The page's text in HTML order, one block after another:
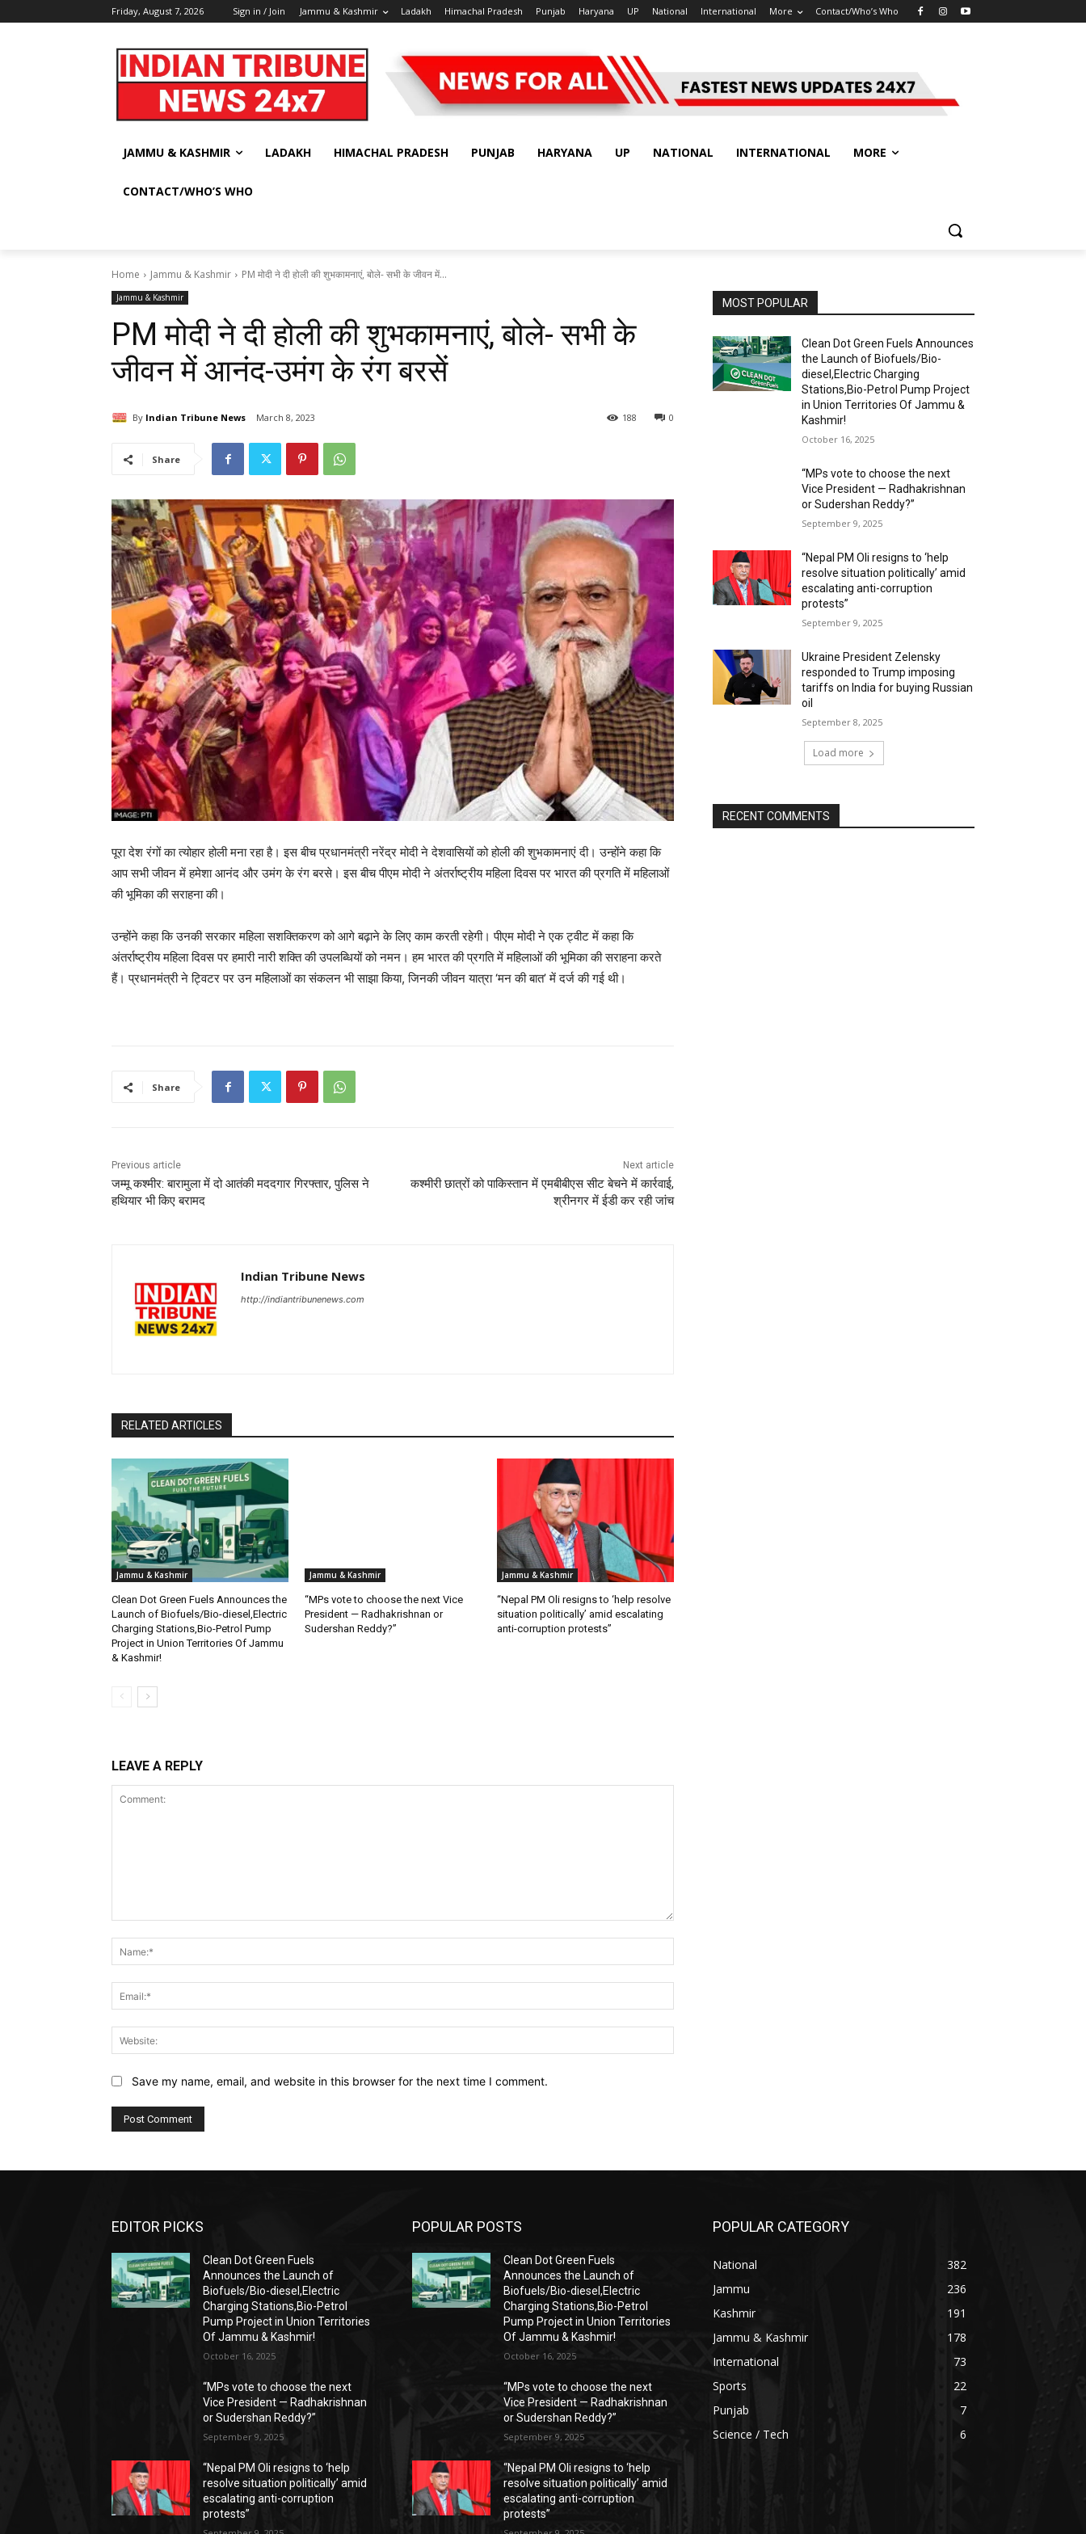
Friday, August 7, 2026 Sign in / Join Jammu & Kashmir Ladakh Himachal Pradesh Punjab Haryana UP National International More Contact/Who’s Who
JAMMU & KASHMIR LADAKH HIMACHAL PRADESH PUNJAB HARYANA UP NATIONAL INTERNATIONAL MORE
CONTACT/WHO’S WHO
Home Jammu & Kashmir PM मोदी ने दी होली की शुभकामनाएं, बोले- सभी के जीवन में...
Jammu & Kashmir
PM मोदी ने दी होली की शुभकामनाएं, बोले- सभी के
जीवन में आनंद-उमंग के रंग बरसें
By Indian Tribune News March 8, 2023 0
188
Share
पूरा देश रंगों का त्योहार होली मना रहा है। इस बीच प्रधानमंत्री नरेंद्र मोदी ने देशवासियों को होली की शुभकामनाएं दी। उन्होंने कहा कि
आप सभी जीवन में हमेशा आनंद और उमंग के रंग बरसे। इस बीच पीएम मोदी ने अंतर्राष्ट्रीय महिला दिवस पर भारत की प्रगति में महिलाओं
की भूमिका की सराहना की।
उन्होंने कहा कि उनकी सरकार महिला सशक्तिकरण को आगे बढ़ाने के लिए काम करती रहेगी। पीएम मोदी ने एक ट्वीट में कहा कि
अंतर्राष्ट्रीय महिला दिवस पर हमारी नारी शक्ति की उपलब्धियों को नमन। हम भारत की प्रगति में महिलाओं की भूमिका की सराहना करते
हैं। प्रधानमंत्री ने ट्विटर पर उन महिलाओं का संकलन भी साझा किया, जिनकी जीवन यात्रा ‘मन की बात’ में दर्ज की गई थी।
Share
Previous article
जम्मू कश्मीर: बारामुला में दो आतंकी मददगार गिरफ्तार, पुलिस ने
हथियार भी किए बरामद
Next article
कश्मीरी छात्रों को पाकिस्तान में एमबीबीएस सीट बेचने में कार्रवाई,
श्रीनगर में ईडी कर रही जांच
Indian Tribune News
http://indiantribunenews.com
RELATED ARTICLES
Jammu & Kashmir
Clean Dot Green Fuels Announces the
Launch of Biofuels/Bio-diesel,Electric
Charging Stations,Bio-Petrol Pump
Project in Union Territories Of Jammu
& Kashmir!
Jammu & Kashmir
“MPs vote to choose the next Vice
President — Radhakrishnan or
Sudershan Reddy?”
Jammu & Kashmir
“Nepal PM Oli resigns to ‘help resolve
situation politically’ amid escalating
anti-corruption protests”
LEAVE A REPLY
Save my name, email, and website in this browser for the next time I comment.
MOST POPULAR
Clean Dot Green Fuels Announces
the Launch of Biofuels/Bio-
diesel,Electric Charging
Stations,Bio-Petrol Pump Project
in Union Territories Of Jammu &
Kashmir!
October 16, 2025
“MPs vote to choose the next
Vice President — Radhakrishnan
or Sudershan Reddy?”
September 9, 2025
“Nepal PM Oli resigns to ‘help
resolve situation politically’ amid
escalating anti-corruption
protests”
September 9, 2025
Ukraine President Zelensky
responded to Trump imposing
tariffs on India for buying Russian
oil
September 8, 2025
Load more
RECENT COMMENTS
EDITOR PICKS
Clean Dot Green Fuels
Announces the Launch of
Biofuels/Bio-diesel,Electric
Charging Stations,Bio-Petrol
Pump Project in Union Territories
Of Jammu & Kashmir!
October 16, 2025
“MPs vote to choose the next
Vice President — Radhakrishnan
or Sudershan Reddy?”
September 9, 2025
“Nepal PM Oli resigns to ‘help
resolve situation politically’ amid
escalating anti-corruption
protests”
POPULAR POSTS
Clean Dot Green Fuels
Announces the Launch of
Biofuels/Bio-diesel,Electric
Charging Stations,Bio-Petrol
Pump Project in Union Territories
Of Jammu & Kashmir!
October 16, 2025
“MPs vote to choose the next
Vice President — Radhakrishnan
or Sudershan Reddy?”
September 9, 2025
“Nepal PM Oli resigns to ‘help
resolve situation politically’ amid
escalating anti-corruption
protests”
POPULAR CATEGORY
National
382
Jammu
236
Kashmir
191
Jammu & Kashmir
178
International
73
Sports
22
Punjab
7
Science / Tech
6